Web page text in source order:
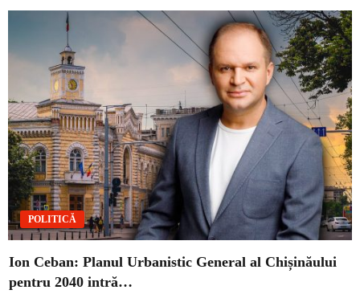
POLITICĂ
Ion Ceban: Planul Urbanistic General al Chișinăului
pentru 2040 intră…